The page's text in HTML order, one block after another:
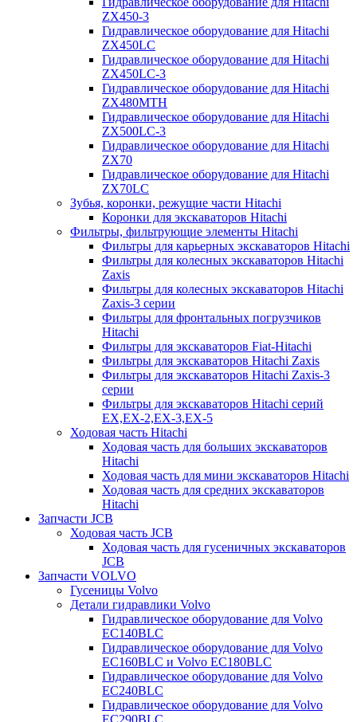
ZX450-3
Гидравлическое оборудование для Hitachi
ZX450LC
Гидравлическое оборудование для Hitachi
ZX450LC-3
Гидравлическое оборудование для Hitachi
ZX480MTH
Гидравлическое оборудование для Hitachi
ZX500LC-3
Гидравлическое оборудование для Hitachi
ZX70
Гидравлическое оборудование для Hitachi
ZX70LC
Зубья, коронки, режущие части Hitachi
Коронки для экскаваторов Hitachi
Фильтры, фильтрующие элементы Hitachi
Фильтры для карьерных экскаваторов Hitachi
Фильтры для колесных экскаваторов Hitachi
Zaxis
Фильтры для колесных экскаваторов Hitachi
Zaxis-3 серии
Фильтры для фронтальных погрузчиков
Hitachi
Фильтры для экскаваторов Fiat-Hitachi
Фильтры для экскаваторов Hitachi Zaxis
Фильтры для экскаваторов Hitachi Zaxis-3
серии
Фильтры для экскаваторов Hitachi серий
EX,EX-2,EX-3,EX-5
Ходовая часть Hitachi
Ходовая часть для больших экскаваторов
Hitachi
Ходовая часть для мини экскаваторов Hitachi
Ходовая часть для средних экскаваторов
Hitachi
Запчасти JCB
Ходовая часть JCB
Ходовая часть для гусеничных экскаваторов
JCB
Запчасти VOLVO
Гусеницы Volvo
Детали гидравлики Volvo
Гидравлическое оборудование для Volvo
EC140BLC
Гидравлическое оборудование для Volvo
EC160BLC и Volvo EC180BLC
Гидравлическое оборудование для Volvo
EC240BLC
Гидравлическое оборудование для Volvo
EC290BLC